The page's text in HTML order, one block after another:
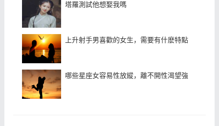
塔羅測試他想娶我嗎
上升射手男喜歡的女生，需要有什麽特點
哪些星座女容易性放縱，離不開性渴望強